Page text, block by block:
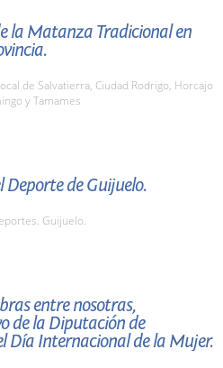
la Matanza Tradicional en
de Salvatierra, Ciudad Rodrigo, Horcajo
y Tamames
Deporte de Guijuelo.
Guijuelo.
entre nosotras,
de la Diputación de
Día Internacional de la Mujer.